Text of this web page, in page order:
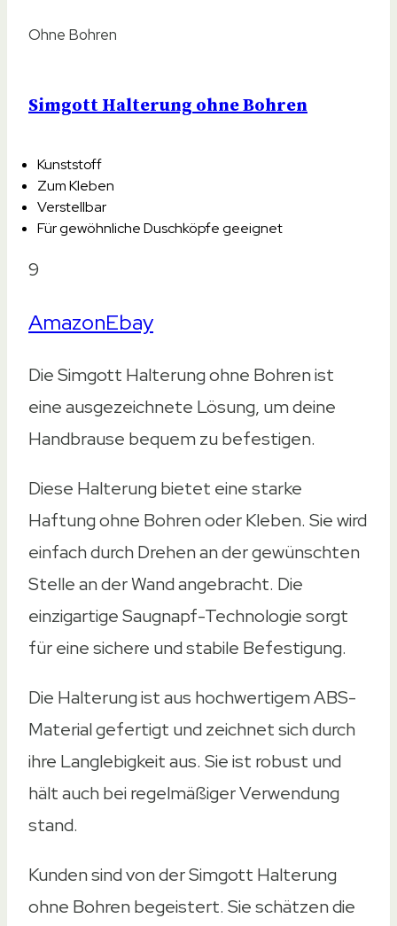
Ohne Bohren
Simgott Halterung ohne Bohren
Kunststoff
Zum Kleben
Verstellbar
Für gewöhnliche Duschköpfe geeignet
9
AmazonEbay
Die Simgott Halterung ohne Bohren ist
eine ausgezeichnete Lösung, um deine
Handbrause bequem zu befestigen.
Diese Halterung bietet eine starke
Haftung ohne Bohren oder Kleben. Sie wird
einfach durch Drehen an der gewünschten
Stelle an der Wand angebracht. Die
einzigartige Saugnapf-Technologie sorgt
für eine sichere und stabile Befestigung.
Die Halterung ist aus hochwertigem ABS-
Material gefertigt und zeichnet sich durch
ihre Langlebigkeit aus. Sie ist robust und
hält auch bei regelmäßiger Verwendung
stand.
Kunden sind von der Simgott Halterung
ohne Bohren begeistert. Sie schätzen die